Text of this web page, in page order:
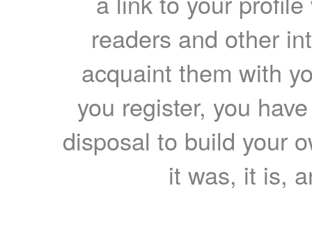
readers and other
acquaint them with
you register, you
disposal to build your
it was, it is,